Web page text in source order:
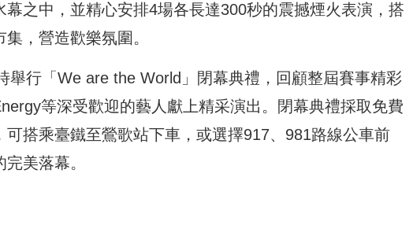
之中，並精心安排4場各長達300秒的震撼煙火表演，搭
，營造歡樂氛圍。
舉行「We are the World」閉幕典禮，回顧整屆賽事精彩
等深受歡迎的藝人獻上精采演出。閉幕典禮採取免費
搭乘臺鐵至鶯歌站下車，或選擇917、981路線公車前
美落幕。